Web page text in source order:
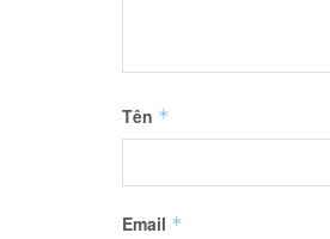
Tên *
Email *